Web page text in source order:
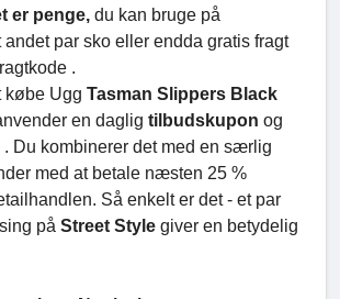
er penge, du kan bruge på
par sko eller endda gratis fragt
.
købe Ugg Tasman Slippers Black
en daglig tilbudskupon og
Du kombinerer det med en særlig
med at betale næsten 25 %
Så enkelt er det - et par
på Street Style giver en betydelig